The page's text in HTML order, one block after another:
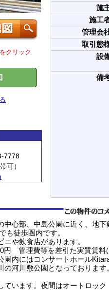
クリック
7778
可）
施
施工
管理会
取引態
設
備
心部、中島公園に近く、地
も徒歩圏内です。
や飲食店があります。
管理費等を差引た実質賃料
内にはコンサートホール
河川敷公園となっておりま
います。夜間はオートロッ